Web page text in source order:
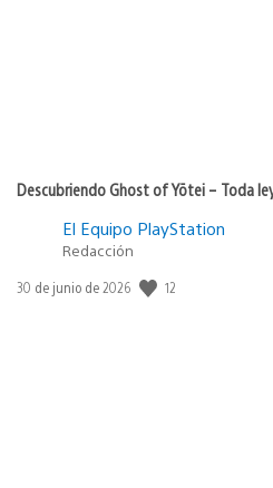
Descubriendo Ghost of Yōtei – Toda
El Equipo PlayStation
Redacción
Fecha
30 de junio de 2026 12